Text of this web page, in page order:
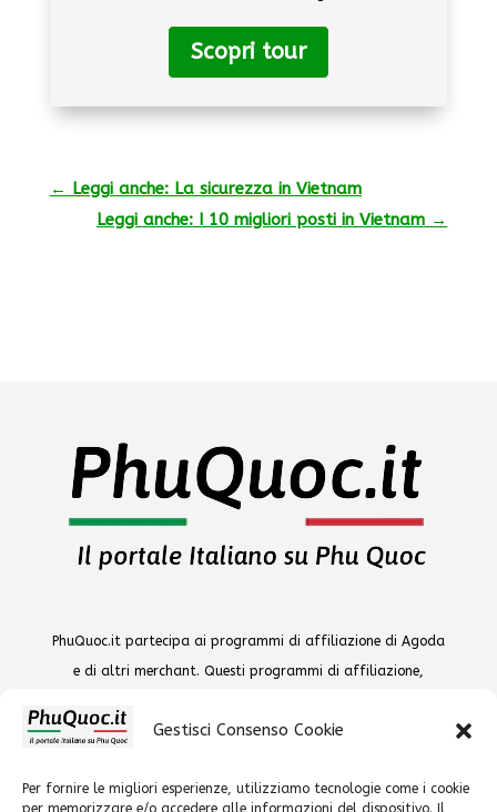
Gestisci Consenso Cookie
Per fornire le migliori esperienze, utilizziamo tecnologie come i cookie
per memorizzare e/o accedere alle informazioni del dispositivo. Il
Scopri tour
← Leggi anche: La sicurezza in Vietnam
Leggi anche: I 10 migliori posti in Vietnam →
PhuQuoc.it partecipa ai programmi di affiliazione di Agoda
e di altri merchant. Questi programmi di affiliazione,
pubblicizzando e fornendo link ai loro siti senza alcun
dei rispettivi titolari.www.PhuQuoc.it All Rights Reserved -